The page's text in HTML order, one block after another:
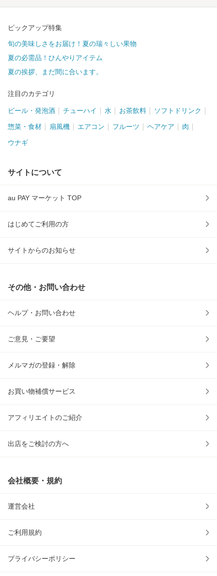
ピックアップ特集
旬の美味しさをお届け！夏の瑞々しい果物
夏の必需品！ひんやりアイテム
夏の挨拶、まだ間に合います。
注目のカテゴリ
ビール・発泡酒 チューハイ 水 お茶飲料 ソフトドリンク
惣菜・食材 扇風機 エアコン フルーツ ヘアケア 肉
ウナギ
サイトについて
au PAY マーケット TOP
はじめてご利用の方
サイトからのお知らせ
その他・お問い合わせ
ヘルプ・お問い合わせ
ご意見・ご要望
メルマガの登録・解除
お買い物補償サービス
アフィリエイトのご紹介
出店をご検討の方へ
会社概要・規約
運営会社
ご利用規約
プライバシーポリシー